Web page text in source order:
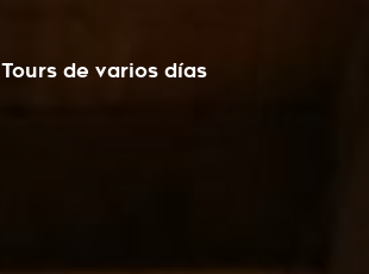
Tours de varios días